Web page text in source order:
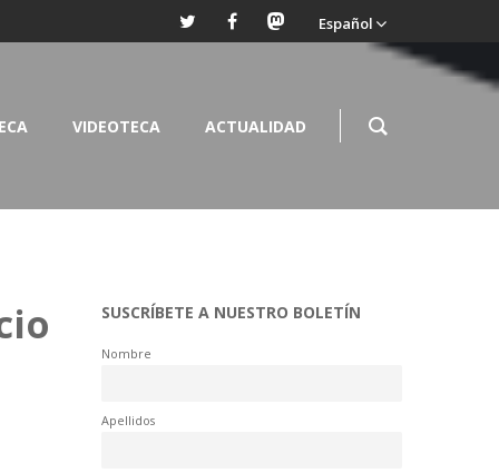
Español
VIDEOTECA ACTUALIDAD
SUSCRÍBETE A NUESTRO BOLETÍN
Nombre
Apellidos